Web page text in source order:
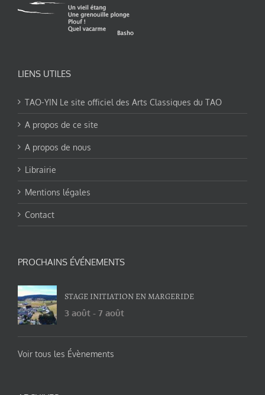
LIENS UTILES
TAO-YIN Le site officiel des Arts Classiques du TAO
A propos de ce site
A propos de nous
Librairie
Mentions légales
Contact
PROCHAINS ÉVÉNEMENTS
STAGE INITIATION EN MARGERIDE
3 août - 7 août
Voir tous les Évènements